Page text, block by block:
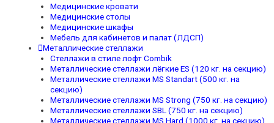
Медицинские кровати
Медицинские столы
Медицинские шкафы
Мебель для кабинетов и палат (ЛДСП)
Металлические стеллажи
Стеллажи в стиле лофт Combik
Металлические стеллажи лёгкие ES (120 кг. на секцию)
Металлические стеллажи MS Standart (500 кг. на
секцию)
Металлические стеллажи MS Strong (750 кг. на секцию)
Металлические стеллажи SBL (750 кг. на секцию)
Металлические стеллажи MS Hard (1000 кг. на секцию)